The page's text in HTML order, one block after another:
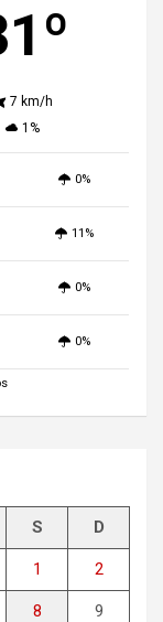
7 km/h
1%
0%
11%
0%
0%
S D
1 2
8 9